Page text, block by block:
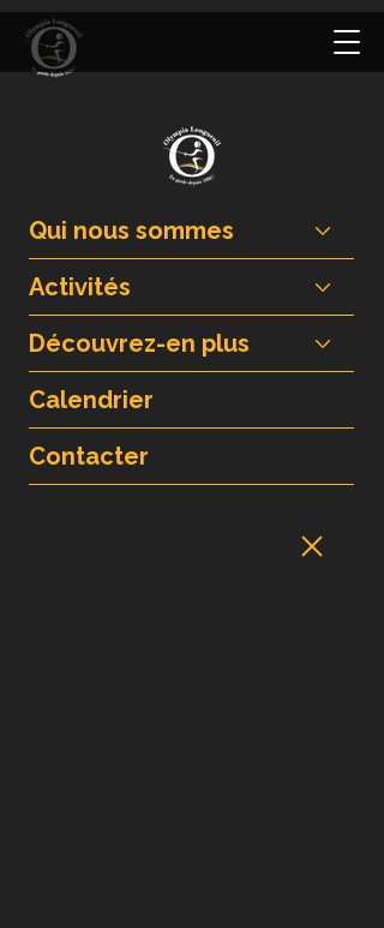
Qui nous sommes
Activités
Découvrez-en plus
Calendrier
Contacter